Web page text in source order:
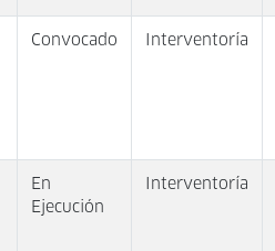
Convocado Interventoría
En
Ejecución
Interventoría